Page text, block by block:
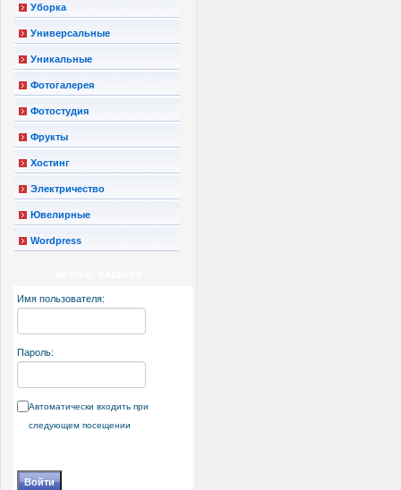
Уборка
Универсальные
Уникальные
Фотогалерея
Фотостудия
Фрукты
Хостинг
Электричество
Ювелирные
Wordpress
Имя пользователя:
Пароль:
Автоматически входить при
следующем посещении